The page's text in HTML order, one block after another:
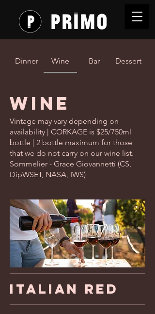
Dinner Wine Bar Dessert
Wine
Vintage may vary depending on
availability | CORKAGE is $25/750ml
bottle | 2 bottle maximum for those
that we do not carry on our wine list.
Sommelier - Grace Giovannetti (CS,
DipWSET, NASA, IWS)
Italian Red